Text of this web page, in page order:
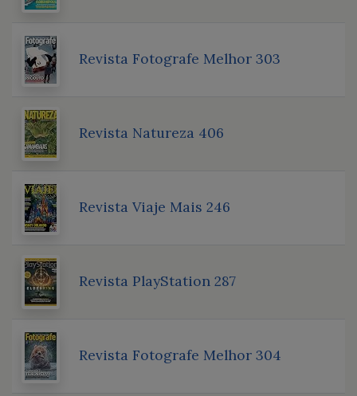
Revista Fotografe Melhor 303
Revista Natureza 406
Revista Viaje Mais 246
Revista PlayStation 287
Revista Fotografe Melhor 304